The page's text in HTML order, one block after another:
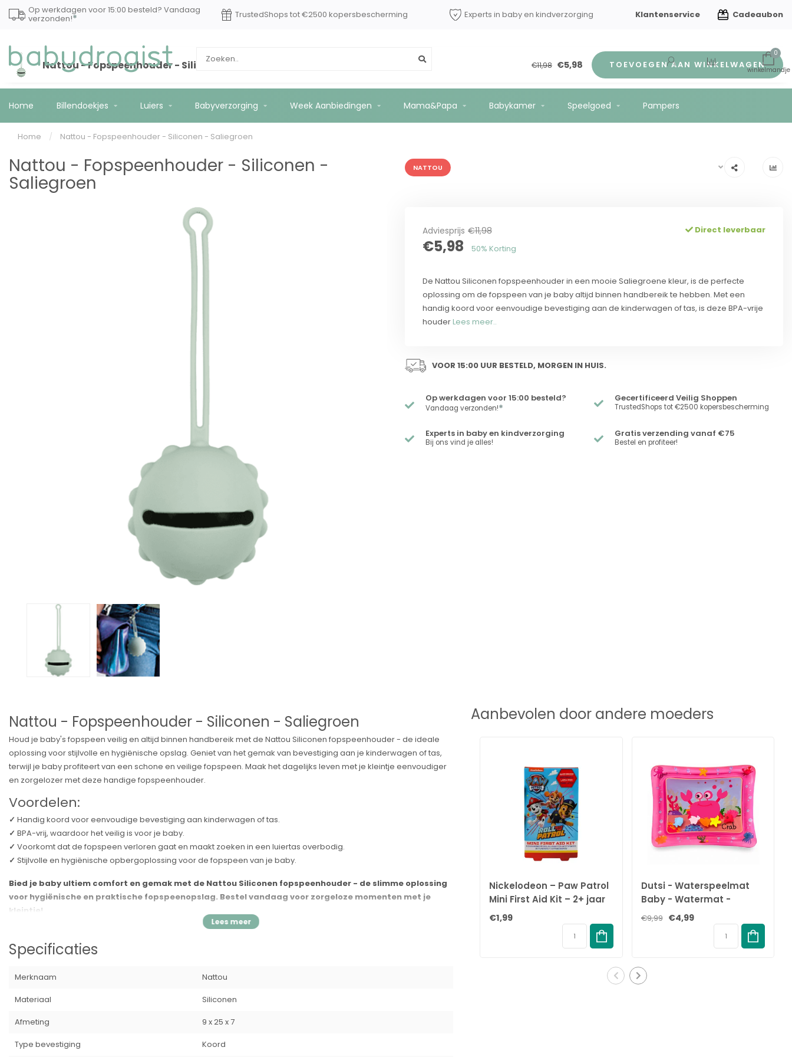
Op werkdagen voor 15:00 besteld? Vandaag
verzonden!* TrustedShops tot €2500 kopersbescherming Experts in baby en kindverzorging Gratis verzending vanaf €75
Klantenservice Cadeaubon
0
Home Billendoekjes Luiers Babyverzorging Week Aanbiedingen Mama&Papa Babykamer Speelgoed Pampers
Home / Nattou - Fopspeenhouder - Siliconen - Saliegroen
Nattou - Fopspeenhouder - Siliconen - Saliegroen €11,98 €5,98 TOEVOEGEN AAN WINKELWAGEN
Nattou - Fopspeenhouder - Siliconen -
Saliegroen
NATTOU
Adviesprijs €11,98
€5,98 50% Korting
Direct leverbaar
De Nattou Siliconen fopspeenhouder in een mooie Saliegroene kleur, is de perfecte
oplossing om de fopspeen van je baby altijd binnen handbereik te hebben. Met een
handig koord voor eenvoudige bevestiging aan de kinderwagen of tas, is deze BPA-vrije
houder Lees meer..
VOOR 15:00 UUR BESTELD, MORGEN IN HUIS.
Op werkdagen voor 15:00 besteld?
Vandaag verzonden!*
Gecertificeerd Veilig Shoppen
TrustedShops tot €2500 kopersbescherming
Experts in baby en kindverzorging
Bij ons vind je alles!
Gratis verzending vanaf €75
Bestel en profiteer!
Nattou - Fopspeenhouder - Siliconen - Saliegroen
Houd je baby's fopspeen veilig en altijd binnen handbereik met de Nattou Siliconen fopspeenhouder - de ideale
oplossing voor stijlvolle en hygiënische opslag. Geniet van het gemak van bevestiging aan je kinderwagen of tas,
terwijl je baby profiteert van een schone en veilige fopspeen. Maak het dagelijks leven met je kleintje eenvoudiger
en zorgelozer met deze handige fopspeenhouder.
Voordelen:
✓ Handig koord voor eenvoudige bevestiging aan kinderwagen of tas.
✓ BPA-vrij, waardoor het veilig is voor je baby.
✓ Voorkomt dat de fopspeen verloren gaat en maakt zoeken in een luiertas overbodig.
✓ Stijlvolle en hygiënische opbergoplossing voor de fopspeen van je baby.
Bied je baby ultiem comfort en gemak met de Nattou Siliconen fopspeenhouder - de slimme oplossing
voor hygiënische en praktische fopspeenopslag. Bestel vandaag voor zorgeloze momenten met je
kleintje!
Merk:Nattou
Inhoud:1 stuk
Specificaties
Merknaam
Nattou
Materiaal
Siliconen
Afmeting
9 x 25 x 7
Type bevestiging
Koord
Aanbevolen door andere moeders
Nickelodeon – Paw Patrol
Mini First Aid Kit – 2+ jaar
€1,99
Dutsi - Waterspeelmat
Baby - Watermat -
Stimuleert Motorische
Ontwikkeling - BPA Vrij &
Lekvrij - Kraamcadeau -
€9,99 €4,99